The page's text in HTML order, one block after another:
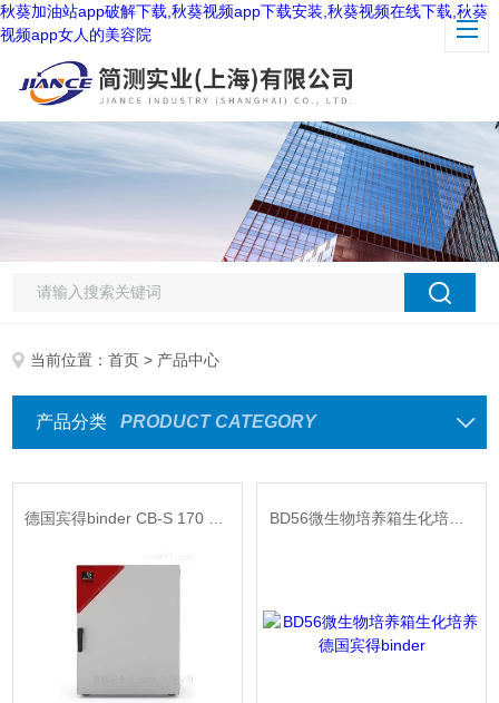
秋葵加油站app破解下载,秋葵视频app下载安装,秋葵视频在线下载,秋葵
视频app女人的美容院
当前位置：首页 > 产品中心
产品分类 PRODUCT CATEGORY
BD56微生物培养箱生化培养德国宾得binder